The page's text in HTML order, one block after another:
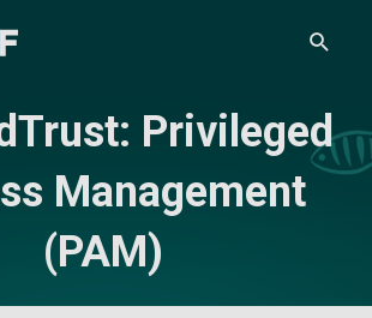
Privileged
Management
(PAM)